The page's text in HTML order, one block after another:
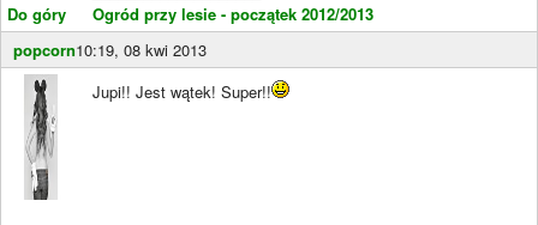
Do góry
Ogród przy lesie - początek 2012/2013
popcorn10:19, 08 kwi 2013
Jupi!! Jest wątek! Super!!